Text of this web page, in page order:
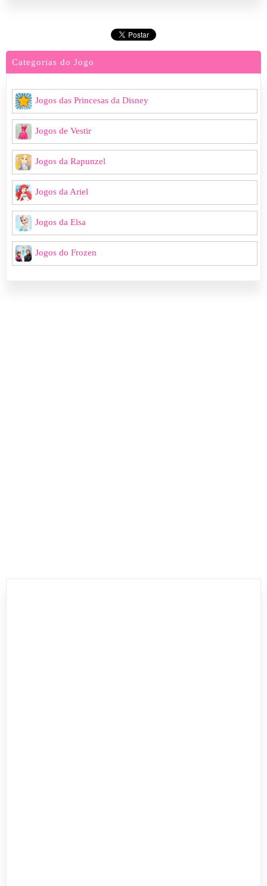
Categorias do Jogo
Jogos das Princesas da Disney
Jogos de Vestir
Jogos da Rapunzel
Jogos da Ariel
Jogos da Elsa
Jogos do Frozen